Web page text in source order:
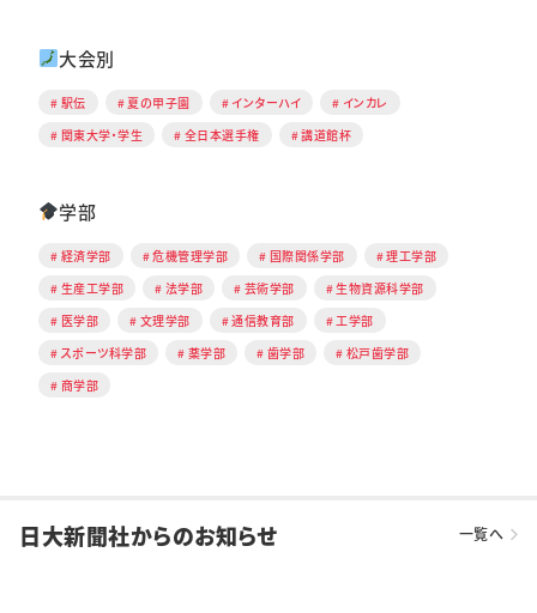
大会別
駅伝 夏の甲子園 インターハイ
インカレ
関東大学・学生
全日本選手権 講道館杯
学部
経済学部 危機管理学部 国際関係学部
理工学部
生産工学部
法学部 芸術学部
生物資源科学部
医学部
文理学部 通信教育部
工学部
スポーツ科学部
薬学部 歯学部
松戸歯学部
商学部
日大新聞社からのお知らせ 一覧へ